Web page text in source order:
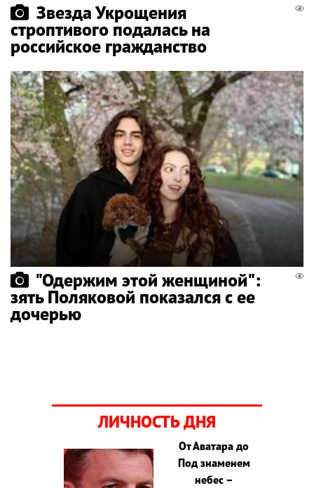
Звезда Укрощения
строптивого подалась на
российское гражданство
"Одержим этой женщиной":
зять Поляковой показался с ее
дочерью
ЛИЧНОСТЬ ДНЯ
От Аватара до
Под знаменем
небес –